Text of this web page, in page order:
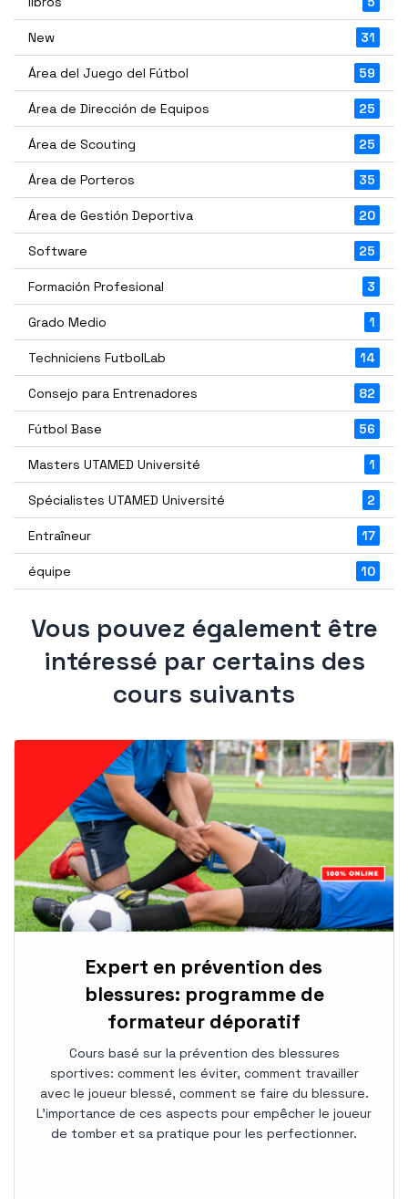
New 31
Área del Juego del Fútbol 59
Área de Dirección de Equipos 25
Área de Scouting 25
Área de Porteros 35
Área de Gestión Deportiva 20
Software 25
Formación Profesional 3
Grado Medio 1
Techniciens FutbolLab 14
Consejo para Entrenadores 82
Fútbol Base 56
Masters UTAMED Université 1
Spécialistes UTAMED Université 2
Entraîneur 17
équipe 10
Vous pouvez également être
intéressé par certains des
cours suivants
Expert en prévention des
blessures: programme de
formateur déporatif
Cours basé sur la prévention des blessures
sportives: comment les éviter, comment travailler
avec le joueur blessé, comment se faire du blessure.
L'importance de ces aspects pour empêcher le joueur
de tomber et sa pratique pour les perfectionner.